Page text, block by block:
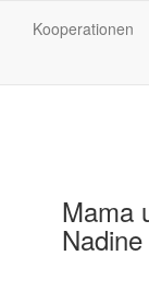
Kooperationen
Mama